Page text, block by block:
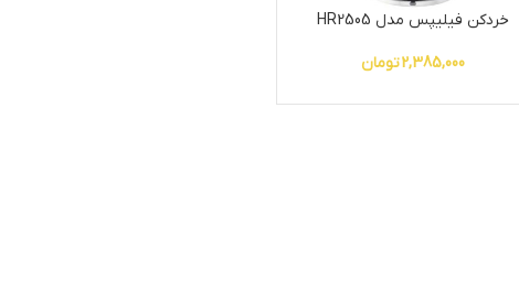
خردکن فیلیپس مدل HR2505
2,385,000تومان